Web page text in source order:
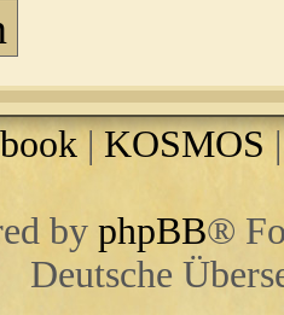
|KOSMOS
by phpBB®
Deutsche